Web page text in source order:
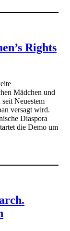
Rights
Mädchen und
Neuestem
versagt wird.
Diaspora
die Demo um